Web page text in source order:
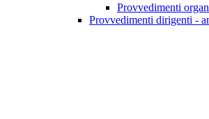
Provvedimenti
Provvedimenti dirigenti -